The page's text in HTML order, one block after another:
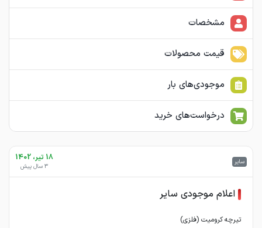
مشخصات
قیمت محصولات
موجودی‌های بار
درخواست‌های خرید
سایر 18 تیر، 1402
3 سال پیش
اعلام موجودی سایر